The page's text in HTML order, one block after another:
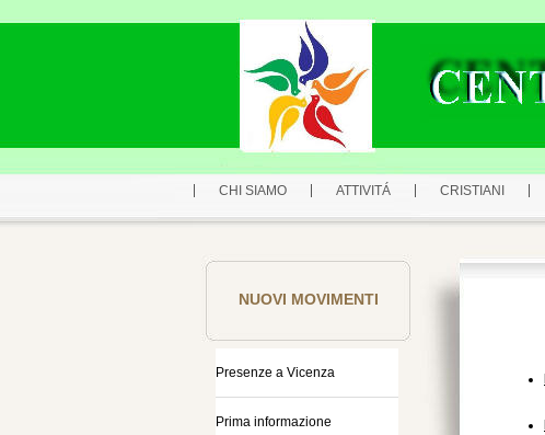
CHI SIAMO ATTIVITÁ CRISTIANI
NUOVI MOVIMENTI
Presenze a Vicenza
Prima informazione